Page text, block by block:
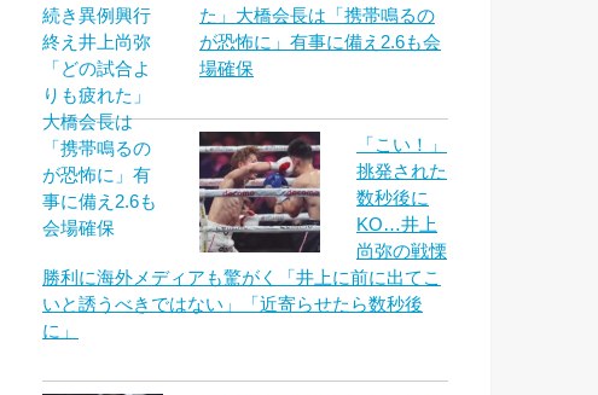
た」大橋会長は「携帯鳴るの
が恐怖に」有事に備え2.6も会
場確保
「こい！」
挑発された
数秒後に
KO…井上
尚弥の戦慄
勝利に海外メディアも驚がく「井上に前に出てこ
いと誘うべきではない」「近寄らせたら数秒後
に」